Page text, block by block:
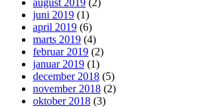
juni 2019 (1)
april 2019 (6)
marts 2019 (4)
februar 2019 (2)
januar 2019 (1)
december 2018 (5)
november 2018 (2)
oktober 2018 (3)